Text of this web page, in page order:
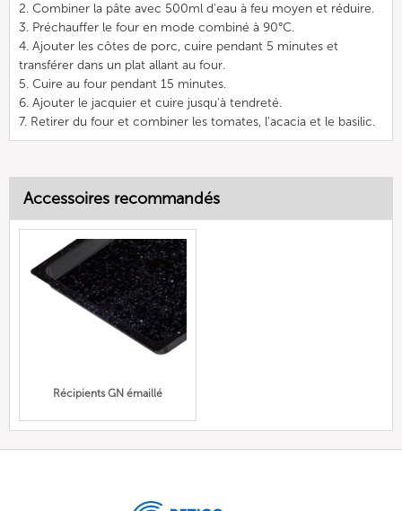
2. Combiner la pâte avec 500ml d'eau à feu moyen et réduire.
3. Préchauffer le four en mode combiné à 90°C.
4. Ajouter les côtes de porc, cuire pendant 5 minutes et
transférer dans un plat allant au four.
5. Cuire au four pendant 15 minutes.
6. Ajouter le jacquier et cuire jusqu'à tendreté.
7. Retirer du four et combiner les tomates, l'acacia et le basilic.
Accessoires recommandés
Récipients GN émaillé